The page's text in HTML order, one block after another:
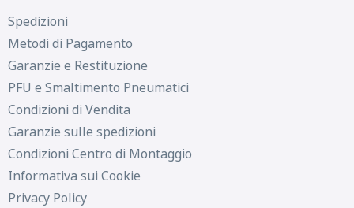
Spedizioni
Metodi di Pagamento
Garanzie e Restituzione
PFU e Smaltimento Pneumatici
Condizioni di Vendita
Garanzie sulle spedizioni
Condizioni Centro di Montaggio
Informativa sui Cookie
Privacy Policy